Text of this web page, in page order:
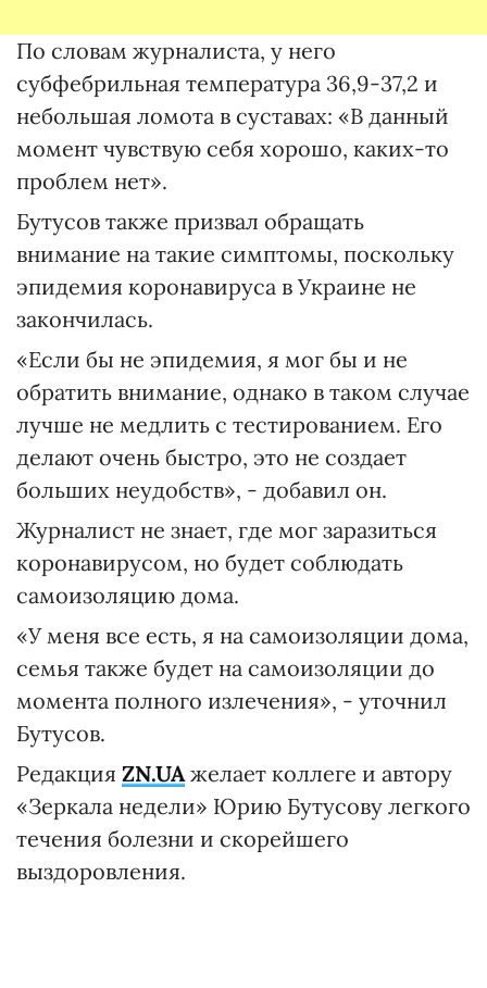
По словам журналиста, у него
субфебрильная температура 36,9-37,2 и
небольшая ломота в суставах: «В данный
момент чувствую себя хорошо, каких-то
проблем нет».
Бутусов также призвал обращать
внимание на такие симптомы, поскольку
эпидемия коронавируса в Украине не
закончилась.
«Если бы не эпидемия, я мог бы и не
обратить внимание, однако в таком случае
лучше не медлить с тестированием. Его
делают очень быстро, это не создает
больших неудобств», - добавил он.
Журналист не знает, где мог заразиться
коронавирусом, но будет соблюдать
самоизоляцию дома.
«У меня все есть, я на самоизоляции дома,
семья также будет на самоизоляции до
момента полного излечения», - уточнил
Бутусов.
Редакция ZN.UAжелает коллеге и автору
«Зеркала недели» Юрию Бутусову легкого
течения болезни и скорейшего
выздоровления.